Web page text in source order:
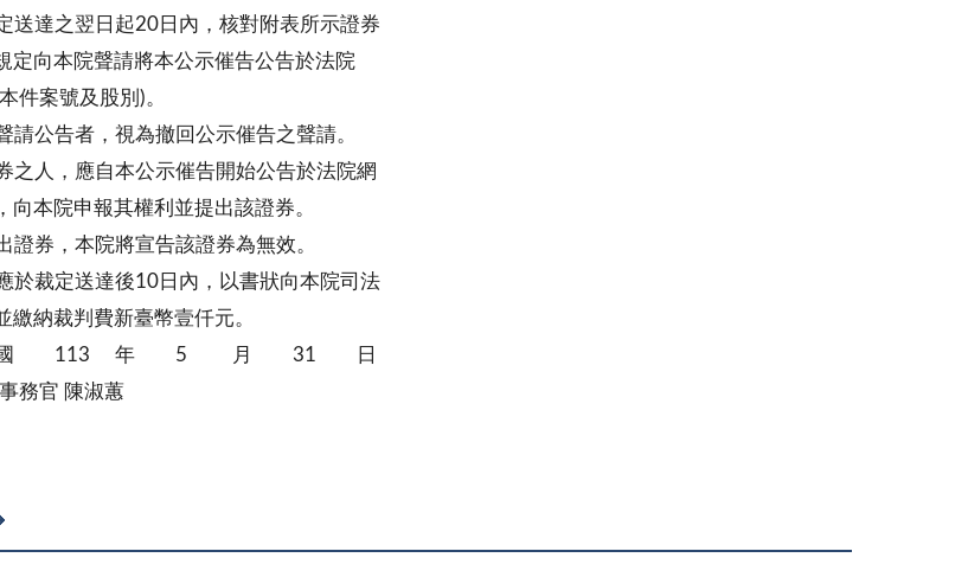
送達之翌日起20日內，核對附表所示證券
向本院聲請將本公示催告公告於法院
件案號及股別)。
請公告者，視為撤回公示催告之聲請。
之人，應自本公示催告開始公告於法院網
本院申報其權利並提出該證券。
證券，本院將宣告該證券為無效。
於裁定送達後10日內，以書狀向本院司法
納裁判費新臺幣壹仟元。
113 年 5 月 31 日
官 陳淑蕙